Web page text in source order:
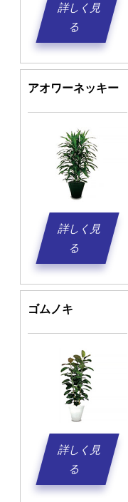
詳しく見
る
アオワーネッキー
詳しく見
る
ゴムノキ
詳しく見
る